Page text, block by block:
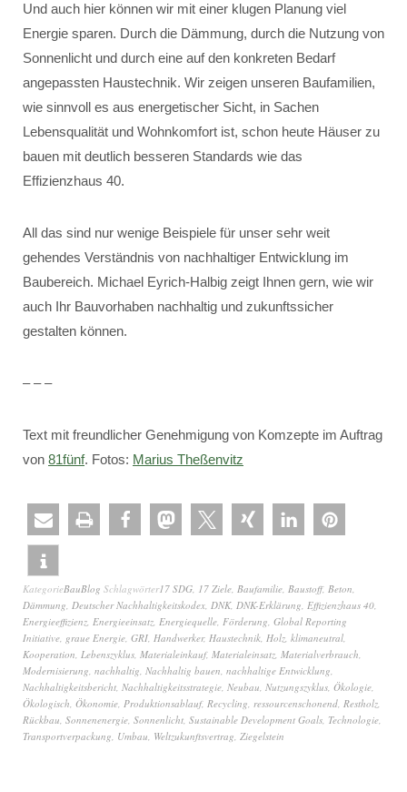
Und auch hier können wir mit einer klugen Planung viel
Energie sparen. Durch die Dämmung, durch die Nutzung von
Sonnenlicht und durch eine auf den konkreten Bedarf
angepassten Haustechnik. Wir zeigen unseren Baufamilien,
wie sinnvoll es aus energetischer Sicht, in Sachen
Lebensqualität und Wohnkomfort ist, schon heute Häuser zu
bauen mit deutlich besseren Standards wie das
Effizienzhaus 40.
All das sind nur wenige Beispiele für unser sehr weit
gehendes Verständnis von nachhaltiger Entwicklung im
Baubereich. Michael Eyrich-Halbig zeigt Ihnen gern, wie wir
auch Ihr Bauvorhaben nachhaltig und zukunftssicher
gestalten können.
– – –
Text mit freundlicher Genehmigung von Komzepte im Auftrag
von 81fünf. Fotos: Marius Theßenvitz
KategorieBauBlog Schlagwörter17 SDG, 17 Ziele, Baufamilie, Baustoff, Beton,
Dämmung, Deutscher Nachhaltigkeitskodex, DNK, DNK-Erklärung, Effizienzhaus 40,
Energieeffizienz, Energieeinsatz, Energiequelle, Förderung, Global Reporting
Initiative, graue Energie, GRI, Handwerker, Haustechnik, Holz, klimaneutral,
Kooperation, Lebenszyklus, Materialeinkauf, Materialeinsatz, Materialverbrauch,
Modernisierung, nachhaltig, Nachhaltig bauen, nachhaltige Entwicklung,
Nachhaltigkeitsbericht, Nachhaltigkeitsstrategie, Neubau, Nutzungszyklus, Ökologie,
Ökologisch, Ökonomie, Produktionsablauf, Recycling, ressourcenschonend, Restholz,
Rückbau, Sonnenenergie, Sonnenlicht, Sustainable Development Goals, Technologie,
Transportverpackung, Umbau, Weltzukunftsvertrag, Ziegelstein